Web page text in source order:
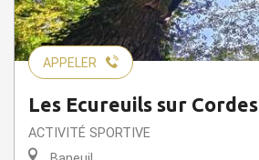
APPELER
Les Ecureuils sur Cordes
ACTIVITÉ SPORTIVE